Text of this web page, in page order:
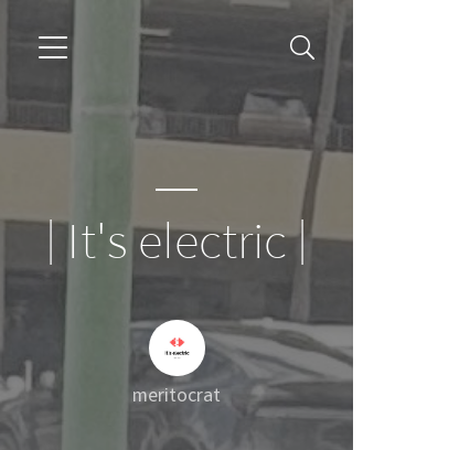
| It's electric |
meritocrat